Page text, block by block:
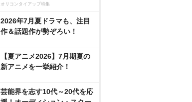
オリコンタイアップ特集
2026年7月夏ドラマも、注目
作＆話題作が勢ぞろい！
【夏アニメ2026】7月期夏の
新アニメを一挙紹介！
芸能界を志す10代～20代を応